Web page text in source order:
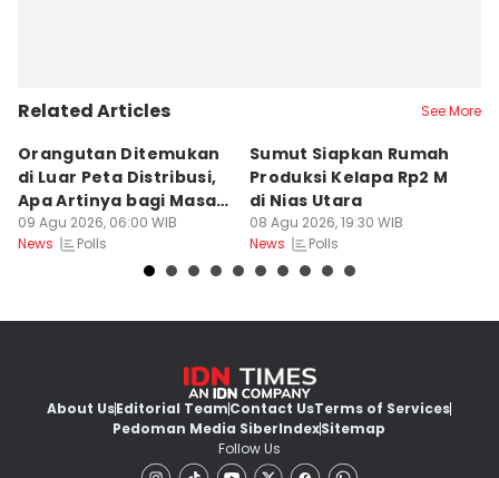
Related Articles See More
Orangutan Ditemukan
di Luar Peta Distribusi,
Apa Artinya bagi Masa
Depan Konservasi?
09 Agu 2026, 06:00 WIB
News
Polls
Sumut Siapkan Rumah
Produksi Kelapa Rp2 M
di Nias Utara
08 Agu 2026, 19:30 WIB
News
Polls
About UsEditorial TeamContact UsTerms of Services
Pedoman Media SiberIndexSitemap
Follow Us